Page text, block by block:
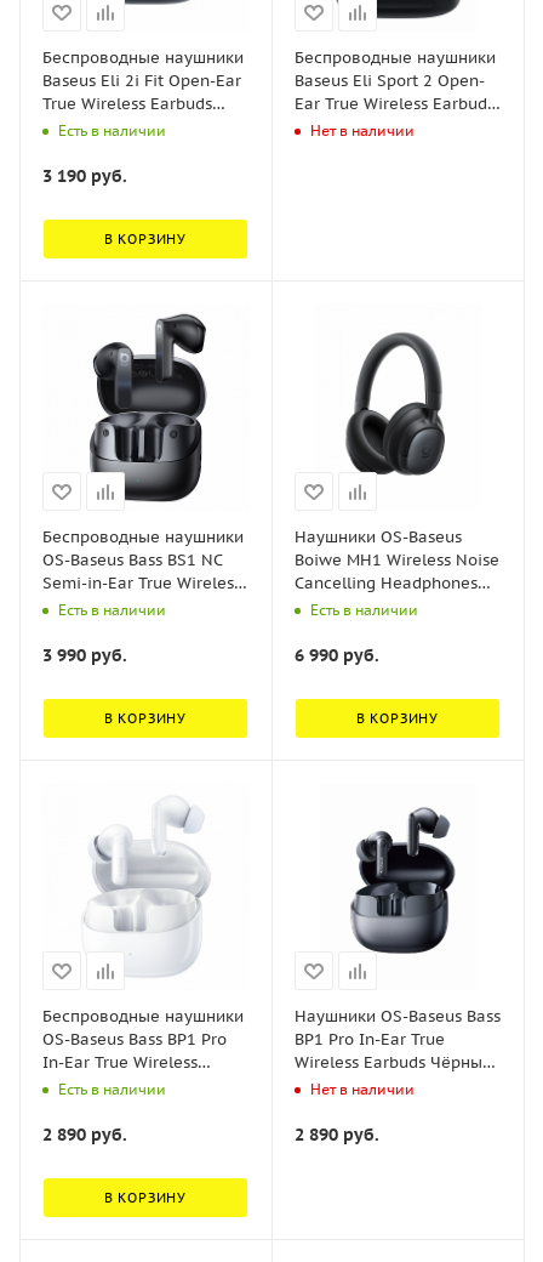
Беспроводные наушники
Baseus Eli 2i Fit Open-Ear
True Wireless Earbuds
Чёрный (A0102604)
Есть в наличии
3 190 руб.
В КОРЗИНУ
Беспроводные наушники
Baseus Eli Sport 2 Open-
Ear True Wireless Earbuds
Чёрный (A0102703)
Нет в наличии
Беспроводные наушники
OS-Baseus Bass BS1 NC
Semi-in-Ear True Wireless
Earbuds Чёрные
Есть в наличии
3 990 руб.
В КОРЗИНУ
Наушники OS-Baseus
Boiwe MH1 Wireless Noise
Cancelling Headphones
Черный (A0203902)
Есть в наличии
6 990 руб.
В КОРЗИНУ
Беспроводные наушники
OS-Baseus Bass BP1 Pro
In-Ear True Wireless
Earbuds Белый
Есть в наличии
2 890 руб.
В КОРЗИНУ
Наушники OS-Baseus Bass
BP1 Pro In-Ear True
Wireless Earbuds Чёрный
(A0010504)
Нет в наличии
2 890 руб.